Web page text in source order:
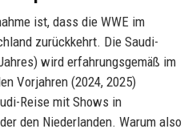
ist, dass die WWE im
zurückkehrt. Die Saudi-
wird erfahrungsgemäß im
Vorjahren (2024, 2025)
Reise mit Shows in
den Niederlanden. Warum also